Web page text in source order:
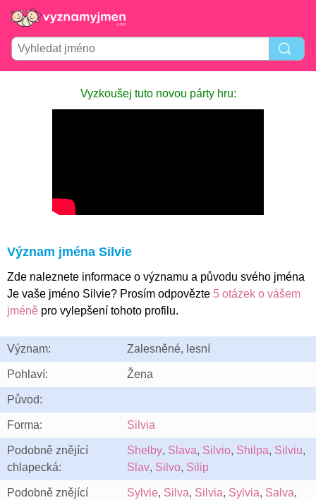
Vyzkoušej tuto novou párty hru:
Význam jména Silvie
Zde naleznete informace o významu a původu svého jména
Je vaše jméno Silvie? Prosím odpovězte 5 otázek o vášem
jméně pro vylepšení tohoto profilu.
Význam: Zalesněné, lesní
Pohlaví: Žena
Původ:
Forma: Silvia
Podobně znějící
chlapecká:
Shelby, Slava, Silvio, Shilpa, Silviu,
Slav, Silvo, Silip
Podobně znějící
Sylvie, Silva, Silvia, Sylvia, Salva,